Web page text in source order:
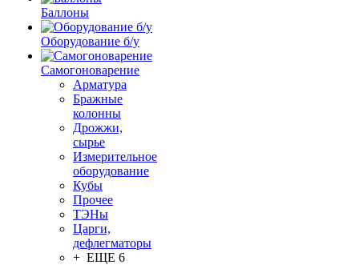
Баллоны
Оборудование б/у
Самогоноварение
Арматура
Бражные
колонны
Дрожжи,
сырье
Измерительное
оборудование
Кубы
Прочее
ТЭНы
Царги,
дефлегматоры
+ ЕЩЕ 6